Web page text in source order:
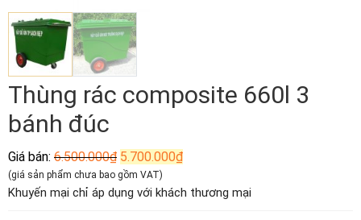
Thùng rác composite 660l 3
bánh đúc
Giá bán: 6.500.000₫ Giá
gốc
là:
6.500.000₫.
5.700.000₫Giá
hiện
là:
(giá sản phẩm chưa bao gồm VAT)
Khuyến mại chỉ áp dụng với khách thương mại